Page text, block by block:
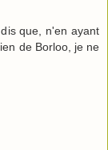
que, n'en ayant
de Borloo, je ne